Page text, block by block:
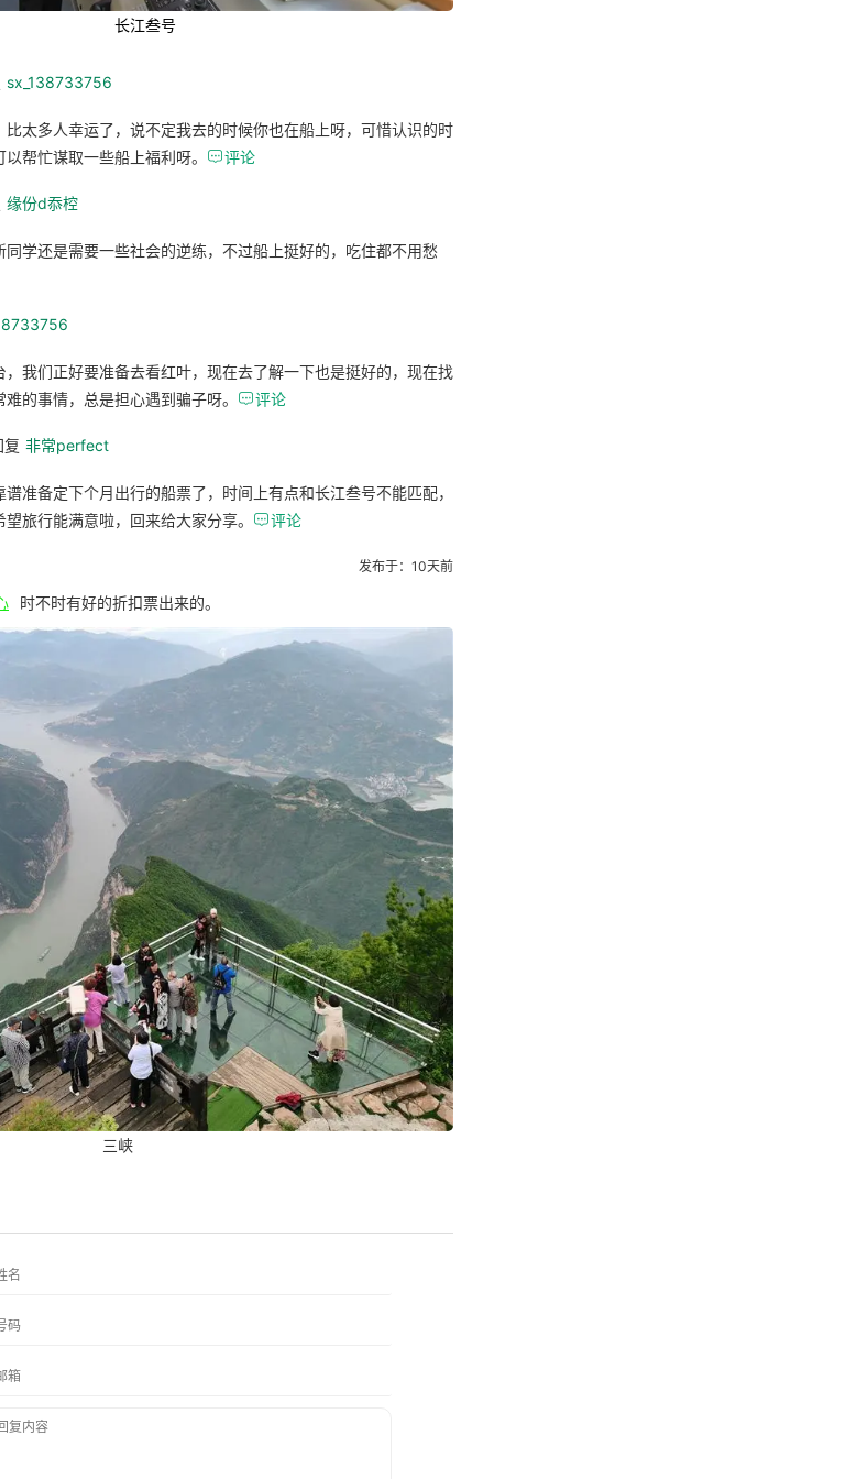
长江叁号
sx_138733756
太多人幸运了，说不定我去的时候你也在船上呀，可惜认识的时
帮忙谋取一些船上福利呀。 评论
缘份d忝椌
学还是需要一些社会的逆练，不过船上挺好的，吃住都不用愁
我们正好要准备去看红叶，现在去了解一下也是挺好的，现在找
的事情，总是担心遇到骗子呀。 评论
复 非常perfect
准备定下个月出行的船票了，时间上有点和长江叁号不能匹配，
旅行能满意啦，回来给大家分享。 评论
发布于：10天前
时不时有好的折扣票出来的。
三峡